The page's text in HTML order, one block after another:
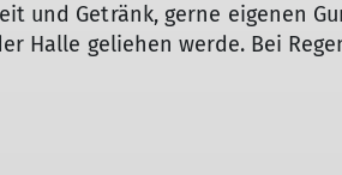
und Getränk, gerne eigenen
Halle geliehen werde. Bei